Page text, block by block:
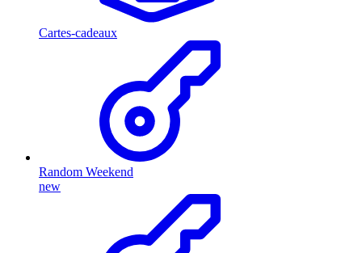
Cartes-cadeaux
Random Weekend
new